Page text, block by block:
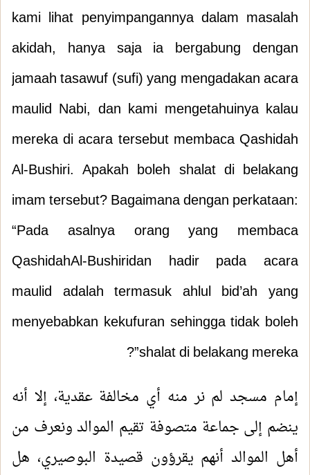
kami lihat penyimpangannya dalam masalah
akidah, hanya saja ia bergabung dengan
jamaah tasawuf (sufi) yang mengadakan acara
maulid Nabi, dan kami mengetahuinya kalau
mereka di acara tersebut membaca Qashidah
Al-Bushiri. Apakah boleh shalat di belakang
imam tersebut? Bagaimana dengan perkataan:
“Pada asalnya orang yang membaca
QashidahAl-Bushiridan hadir pada acara
maulid adalah termasuk ahlul bid’ah yang
menyebabkan kekufuran sehingga tidak boleh
shalat di belakang mereka”?
إمام مسجد لم نر منه أي مخالفة عقدية، إلا أنه
ينضم إلى جماعة متصوفة تقيم الموالد ونعرف من
أهل الموالد أنهم يقرؤون قصيدة البوصيري، هل